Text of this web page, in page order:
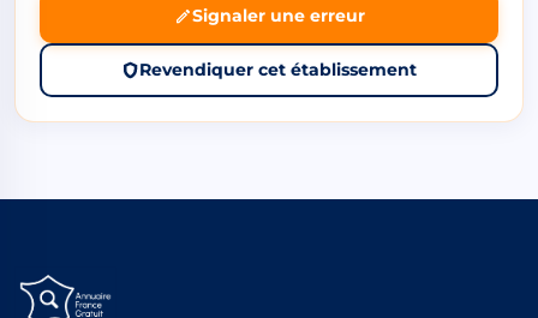
Signaler une erreur
Revendiquer cet établissement